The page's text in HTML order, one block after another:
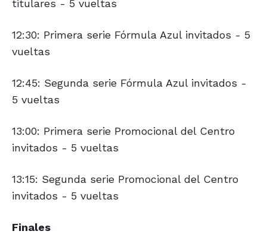
titulares - 5 vueltas
12:30: Primera serie Fórmula Azul invitados - 5
vueltas
12:45: Segunda serie Fórmula Azul invitados -
5 vueltas
13:00: Primera serie Promocional del Centro
invitados - 5 vueltas
13:15: Segunda serie Promocional del Centro
invitados - 5 vueltas
Finales